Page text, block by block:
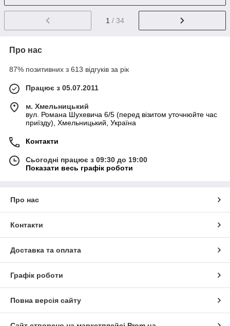
1 / 34
Про нас
87% позитивних з 613 відгуків за рік
Працює з 05.07.2011
м. Хмельницький
вул. Романа Шухевича 6/5 (перед візитом уточнюйте час
приїзду), Хмельницький, Україна
Контакти
Сьогодні працює з 09:30 до 19:00
Показати весь графік роботи
Про нас
Контакти
Доставка та оплата
Графік роботи
Повна версія сайту